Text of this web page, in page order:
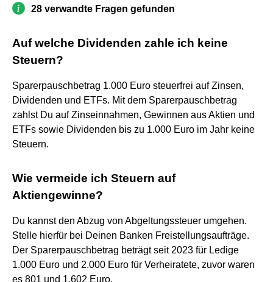
28 verwandte Fragen gefunden
Auf welche Dividenden zahle ich keine
Steuern?
Sparerpauschbetrag 1.000 Euro steuerfrei auf Zinsen,
Dividenden und ETFs. Mit dem Sparerpauschbetrag
zahlst Du auf Zinseinnahmen, Gewinnen aus Aktien und
ETFs sowie Dividenden bis zu 1.000 Euro im Jahr keine
Steuern.
Wie vermeide ich Steuern auf
Aktiengewinne?
Du kannst den Abzug von Abgeltungssteuer umgehen.
Stelle hierfür bei Deinen Banken Freistellungsaufträge.
Der Sparerpauschbetrag beträgt seit 2023 für Ledige
1.000 Euro und 2.000 Euro für Verheiratete, zuvor waren
es 801 und 1.602 Euro.